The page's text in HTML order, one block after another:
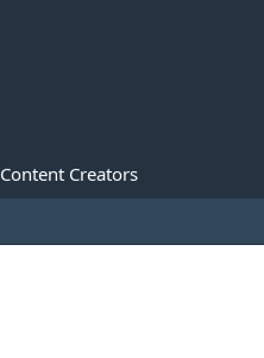
Content Creators